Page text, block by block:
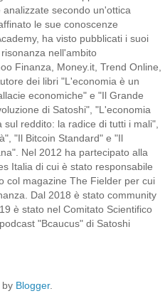
secondo un'ottica
le sue conoscenze
ha visto pubblicati i suoi
nell'ambito
Finanza, Money.it, Trend Online,
dei libri "L'economia è un
economiche" e "Il Grande
di Satoshi", "L'economia
reddito: la radice di tutti i mali",
"Il Bitcoin Standard" e "Il
Nel 2012 ha partecipato alla
Italia di cui è stato responsabile
col magazine The Fielder per cui
Dal 2018 è stato community
è stato nel Comitato Scientifico
"Bcaucus" di Satoshi
by Blogger.